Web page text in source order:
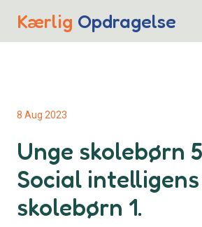
Kærlig Opdragelse
8 Aug 2023
Unge skolebørn
Social
skolebørn 1.